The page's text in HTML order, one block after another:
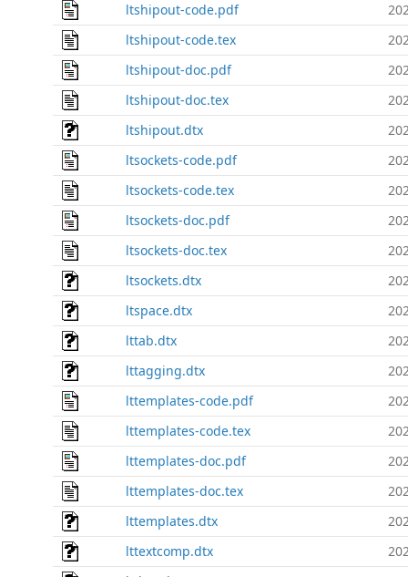
ltshipout-code.pdf
ltshipout-code.tex
ltshipout-doc.pdf
ltshipout-doc.tex
ltshipout.dtx
ltsockets-code.pdf
ltsockets-code.tex
ltsockets-doc.pdf
ltsockets-doc.tex
ltsockets.dtx
ltspace.dtx
lttab.dtx
lttagging.dtx
lttemplates-code.pdf
lttemplates-code.tex
lttemplates-doc.pdf
lttemplates-doc.tex
lttemplates.dtx
lttextcomp.dtx